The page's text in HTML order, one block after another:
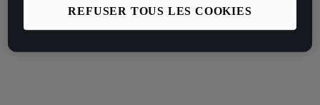
REFUSER TOUS LES COOKIES